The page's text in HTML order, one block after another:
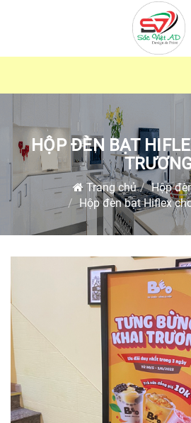
HỘP ĐÈN BẠT
Trang chủ
Hộp
Hộp đèn bạt Hiflex